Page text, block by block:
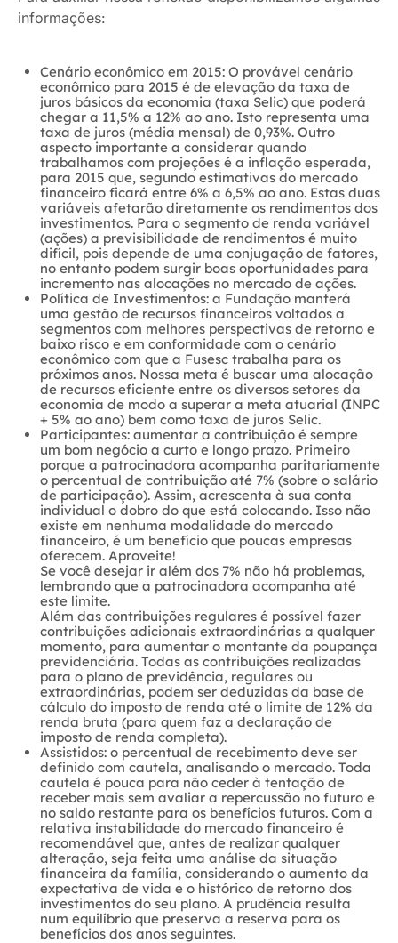
informações:
Cenário econômico em 2015: O provável cenário
econômico para 2015 é de elevação da taxa de
juros básicos da economia (taxa Selic) que poderá
chegar a 11,5% a 12% ao ano. Isto representa uma
taxa de juros (média mensal) de 0,93%. Outro
aspecto importante a considerar quando
trabalhamos com projeções é a inflação esperada,
para 2015 que, segundo estimativas do mercado
financeiro ficará entre 6% a 6,5% ao ano. Estas duas
variáveis afetarão diretamente os rendimentos dos
investimentos. Para o segmento de renda variável
(ações) a previsibilidade de rendimentos é muito
difícil, pois depende de uma conjugação de fatores,
no entanto podem surgir boas oportunidades para
incremento nas alocações no mercado de ações.
Política de Investimentos: a Fundação manterá
uma gestão de recursos financeiros voltados a
segmentos com melhores perspectivas de retorno e
baixo risco e em conformidade com o cenário
econômico com que a Fusesc trabalha para os
próximos anos. Nossa meta é buscar uma alocação
de recursos eficiente entre os diversos setores da
economia de modo a superar a meta atuarial (INPC
+ 5% ao ano) bem como taxa de juros Selic.
Participantes: aumentar a contribuição é sempre
um bom negócio a curto e longo prazo. Primeiro
porque a patrocinadora acompanha paritariamente
o percentual de contribuição até 7% (sobre o salário
de participação). Assim, acrescenta à sua conta
individual o dobro do que está colocando. Isso não
existe em nenhuma modalidade do mercado
financeiro, é um benefício que poucas empresas
oferecem. Aproveite!
Se você desejar ir além dos 7% não há problemas,
lembrando que a patrocinadora acompanha até
este limite.
Além das contribuições regulares é possível fazer
contribuições adicionais extraordinárias a qualquer
momento, para aumentar o montante da poupança
previdenciária. Todas as contribuições realizadas
para o plano de previdência, regulares ou
extraordinárias, podem ser deduzidas da base de
cálculo do imposto de renda até o limite de 12% da
renda bruta (para quem faz a declaração de
imposto de renda completa).
Assistidos: o percentual de recebimento deve ser
definido com cautela, analisando o mercado. Toda
cautela é pouca para não ceder à tentação de
receber mais sem avaliar a repercussão no futuro e
no saldo restante para os benefícios futuros. Com a
relativa instabilidade do mercado financeiro é
recomendável que, antes de realizar qualquer
alteração, seja feita uma análise da situação
financeira da família, considerando o aumento da
expectativa de vida e o histórico de retorno dos
investimentos do seu plano. A prudência resulta
num equilíbrio que preserva a reserva para os
benefícios dos anos seguintes.